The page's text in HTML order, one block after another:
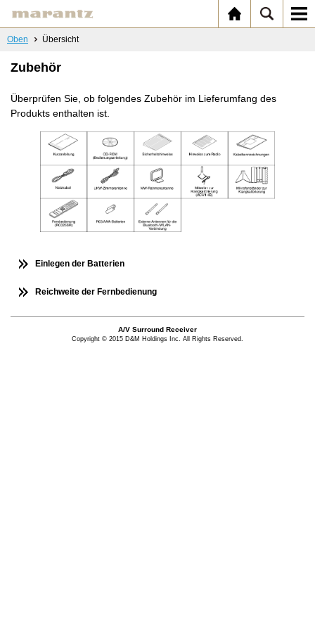
Oben Übersicht
Zubehör
Überprüfen Sie, ob folgendes Zubehör im Lieferumfang des
Produkts enthalten ist.
Einlegen der Batterien
Reichweite der Fernbedienung
A/V Surround Receiver
Copyright © 2015 D&M Holdings Inc. All Rights Reserved.